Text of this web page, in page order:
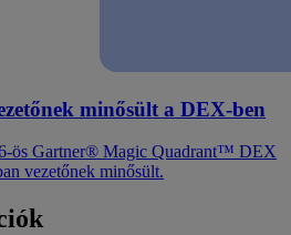
minősült a DEX-ben
ös Gartner® Magic Quadrant™ DEX
vezetőnek minősült.